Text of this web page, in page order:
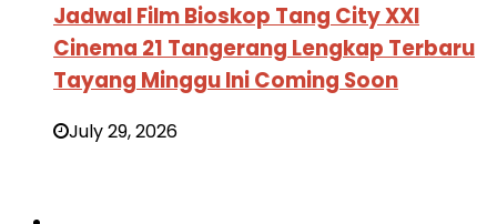
Jadwal Film Bioskop Tang City XXI
Cinema 21 Tangerang Lengkap Terbaru
Tayang Minggu Ini Coming Soon
July 29, 2026